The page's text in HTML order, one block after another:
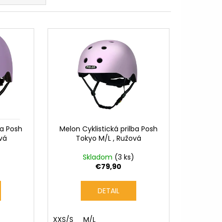
Posh
Melon Cyklistická prilba Posh
Tokyo M/L , Ružová
Skladom (3 ks)
€79,90
DETAIL
XXS/S M/L
BÉŽOVÁ / LESKLÁ